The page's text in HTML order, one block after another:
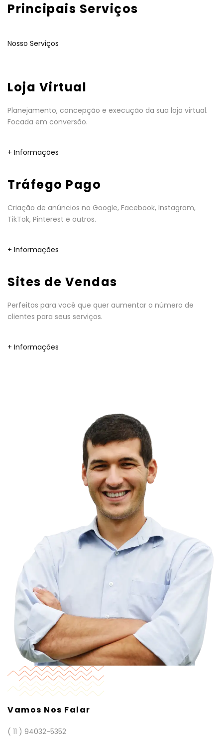
Principais Serviços
Nosso Serviços
Loja Virtual
Planejamento, concepção e execução da sua loja virtual.
Focada em conversão.
+ Informações
Tráfego Pago
Criação de anúncios no Google, Facebook, Instagram,
TikTok, Pinterest e outros.
+ Informações
Sites de Vendas
Perfeitos para você que quer aumentar o número de
clientes para seus serviços.
+ Informações
Vamos Nos Falar
( 11 ) 94032-5352